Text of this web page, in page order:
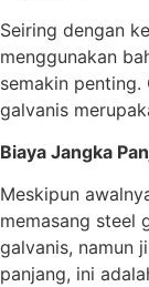
Seiring dengan
menggunakan
semakin
galvanis
Biaya Jangka
Meskipun
memasang steel
galvanis, namun
panjang, ini